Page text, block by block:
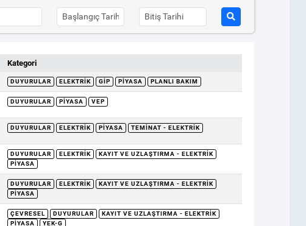
Kategori
DUYURULAR ELEKTRIK GİP PIYASA PLANLI BAKIM
DUYURULAR PIYASA VEP
DUYURULAR ELEKTRIK PIYASA TEMINAT - ELEKTRIK
DUYURULAR ELEKTRIK
KAYIT VE UZLAŞTIRMA - ELEKTRIK
PIYASA
DUYURULAR ELEKTRIK
KAYIT VE UZLAŞTIRMA - ELEKTRIK
PIYASA
ÇEVRESEL DUYURULAR
KAYIT VE UZLAŞTIRMA - ELEKTRIK
PIYASA
YEK-G